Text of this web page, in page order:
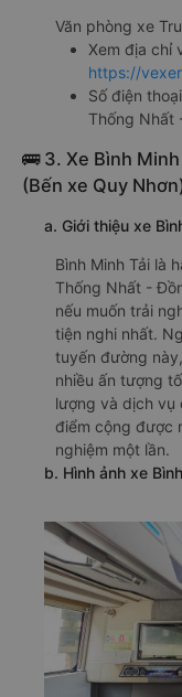
Văn phòng xe
Xem địa chỉ
https://
Số điện
Thống Nhất
🚌 3. Xe Bình
(Bến xe Quy
a. Giới thiệu xe
Bình Minh Tải là
Thống Nhất -
nếu muốn trải
tiện nghi nhất.
tuyến đường
nhiều ấn tượng
lượng và dịch vụ
điểm cộng được
nghiệm một lần.
b. Hình ảnh xe